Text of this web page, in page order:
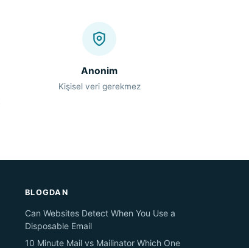
Anonim
Kişisel veri gerekmez
BLOGDAN
Can Websites Detect When You Use a
Disposable Email
10 Minute Mail vs Mailinator Which One